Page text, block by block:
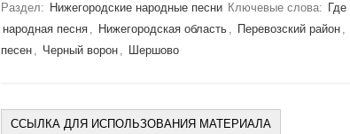
Раздел: Нижегородские народные песни Ключевые слова:
народная песня , Нижегородская область , Перевозский район ,
песен , Черный ворон , Шершово
ССЫЛКА ДЛЯ ИСПОЛЬЗОВАНИЯ МАТЕРИАЛА